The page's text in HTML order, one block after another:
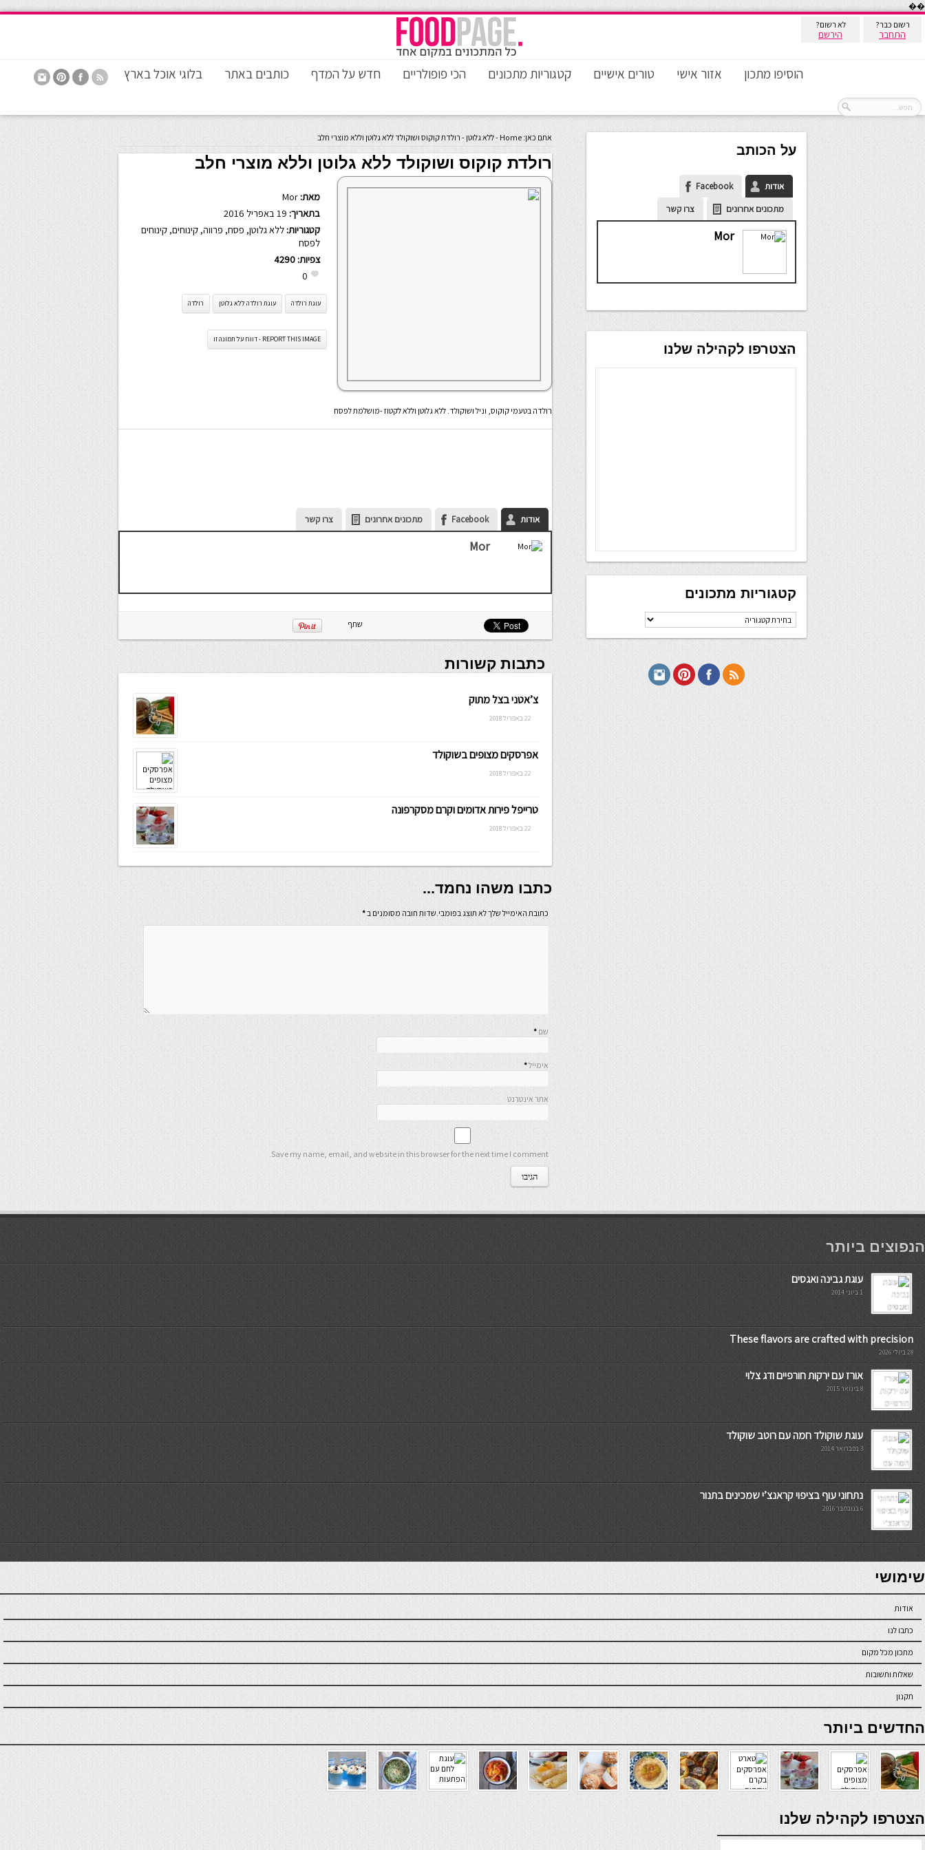
��
רשום כבר?
התחבר
לא רשום?
הירשם
הוסיפו מתכון אזור אישי טורים אישיים קטגוריות מתכונים הכי פופולריים חדש על המדף כותבים באתר בלוגי אוכל בארץ
אתם כאן: Home
-ללא גלוטן - רולדת קוקוס ושוקולד ללא גלוטן וללא מוצרי חלב
רולדת קוקוס ושוקולד ללא גלוטן וללא מוצרי חלב
מאת: Mor
בתאריך:
קטגוריות: ללא גלוטן, פסח, פרווה, קינוחים, קינוחים
לפסח
צפיות: 4290
0
עוגת רולדה עוגת רולדה ללא גלוטן רולדה
REPORT THIS IMAGE - דווח על תמונה זו
רולדה בטעמי קוקוס, וניל ושוקולד. ללא גלוטן וללא לקטוז -מושלמת לפסח
אודות Facebook מתכונים אחרונים צרו קשר
Mor
שתף
כתבות קשורות
צ’אטני בצל מתוק
22 באפריל 2018
אפרסקים מצופים בשוקולד
22 באפריל 2018
טרייפל פירות אדומים וקרם מסקרפונה
22 באפריל 2018
כתבו משהו נחמד...
כתובת האימייל שלך לא תוצג בפומבי.שדות חובה מסומנים ב*
שם *
אימייל*
אתר אינטרנט
Save my name, email, and website in this browser for the next time I comment.
על הכותב
אודות
Facebook
מתכונים אחרונים
צרו קשר
Mor
הצטרפו לקהילה שלנו
קטגוריות מתכונים
קטגוריות
מתכונים
мостбет кг
הנפוצים ביותר
עוגת גבינה ואגסים
1 ביוני 2014
These flavors are crafted with precision
28 ביולי 2026
אורז עם ירקות חורפיים ודג צלוי
8 בינואר 2015
עוגת שוקולד חמה עם רוטב שוקולד
3 בפברואר 2014
נתחוני עוף בציפוי קראנצ’י שמכינים בתנור
6 בנובמבר 2016
7slots
seriöse online casinos österreich
שימושי
אודות
כתבו לנו
מתכון מכל מקום
שאלות ותשובות
תקנון
online casino
החדשים ביותר
verde casino
הצטרפו לקהילה שלנו